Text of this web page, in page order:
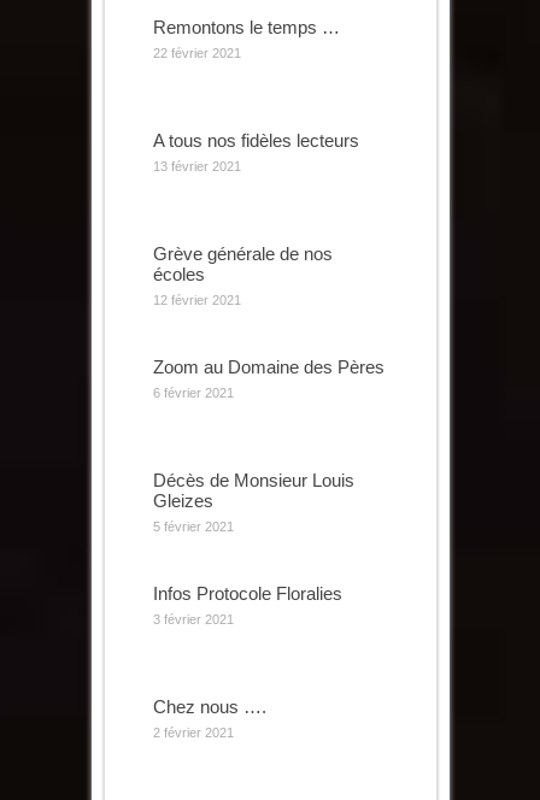
Remontons le temps …
22 février 2021
A tous nos fidèles lecteurs
13 février 2021
Grève générale de nos
écoles
12 février 2021
Zoom au Domaine des Pères
6 février 2021
Décès de Monsieur Louis
Gleizes
5 février 2021
Infos Protocole Floralies
3 février 2021
Chez nous ….
2 février 2021